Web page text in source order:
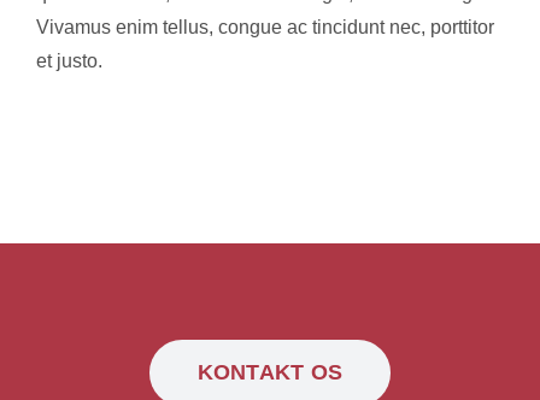
Vivamus enim tellus, congue ac tincidunt nec, porttitor
et justo.
KONTAKT OS